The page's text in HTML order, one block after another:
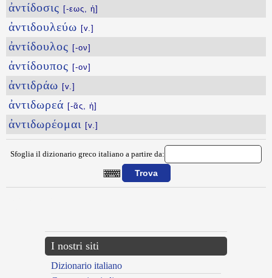
ἀντίδοσις [-εως, ἡ]
ἀντιδουλεύω [v.]
ἀντίδουλος [-ον]
ἀντίδουπος [-ον]
ἀντιδράω [v.]
ἀντιδωρεά [-ᾶς, ἡ]
ἀντιδωρέομαι [v.]
Sfoglia il dizionario greco italiano a partire da:
I nostri siti
Dizionario italiano